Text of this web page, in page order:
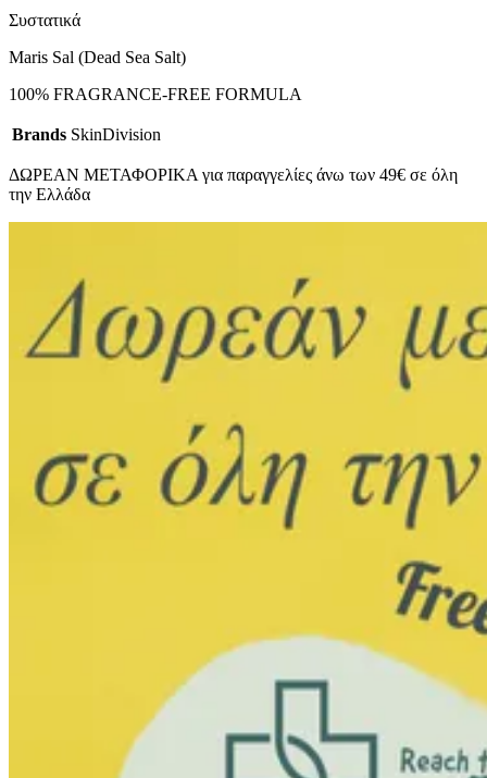
Συστατικά
Maris Sal (Dead Sea Salt)
100% FRAGRANCE-FREE FORMULA
Brands SkinDivision
ΔΩΡΕΑΝ ΜΕΤΑΦΟΡΙΚΑ για παραγγελίες άνω των 49€ σε όλη
την Ελλάδα